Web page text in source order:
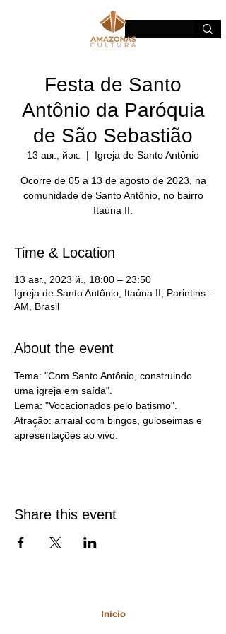
Festa de Santo
Antônio da Paróquia
de São Sebastião
13 авг., йәк.
  |
Igreja de Santo Antônio
Ocorre de 05 a 13 de agosto de 2023, na
comunidade de Santo Antônio, no bairro
Itaúna II.
Time & Location
13 авг., 2023 й., 18:00 – 23:50
Igreja de Santo Antônio, Itaúna II, Parintins -
AM, Brasil
About the event
Tema: "Com Santo Antônio, construindo
uma igreja em saída".
Lema: "Vocacionados pelo batismo".
Atração: arraial com bingos, guloseimas e
apresentações ao vivo.
Share this event
Início